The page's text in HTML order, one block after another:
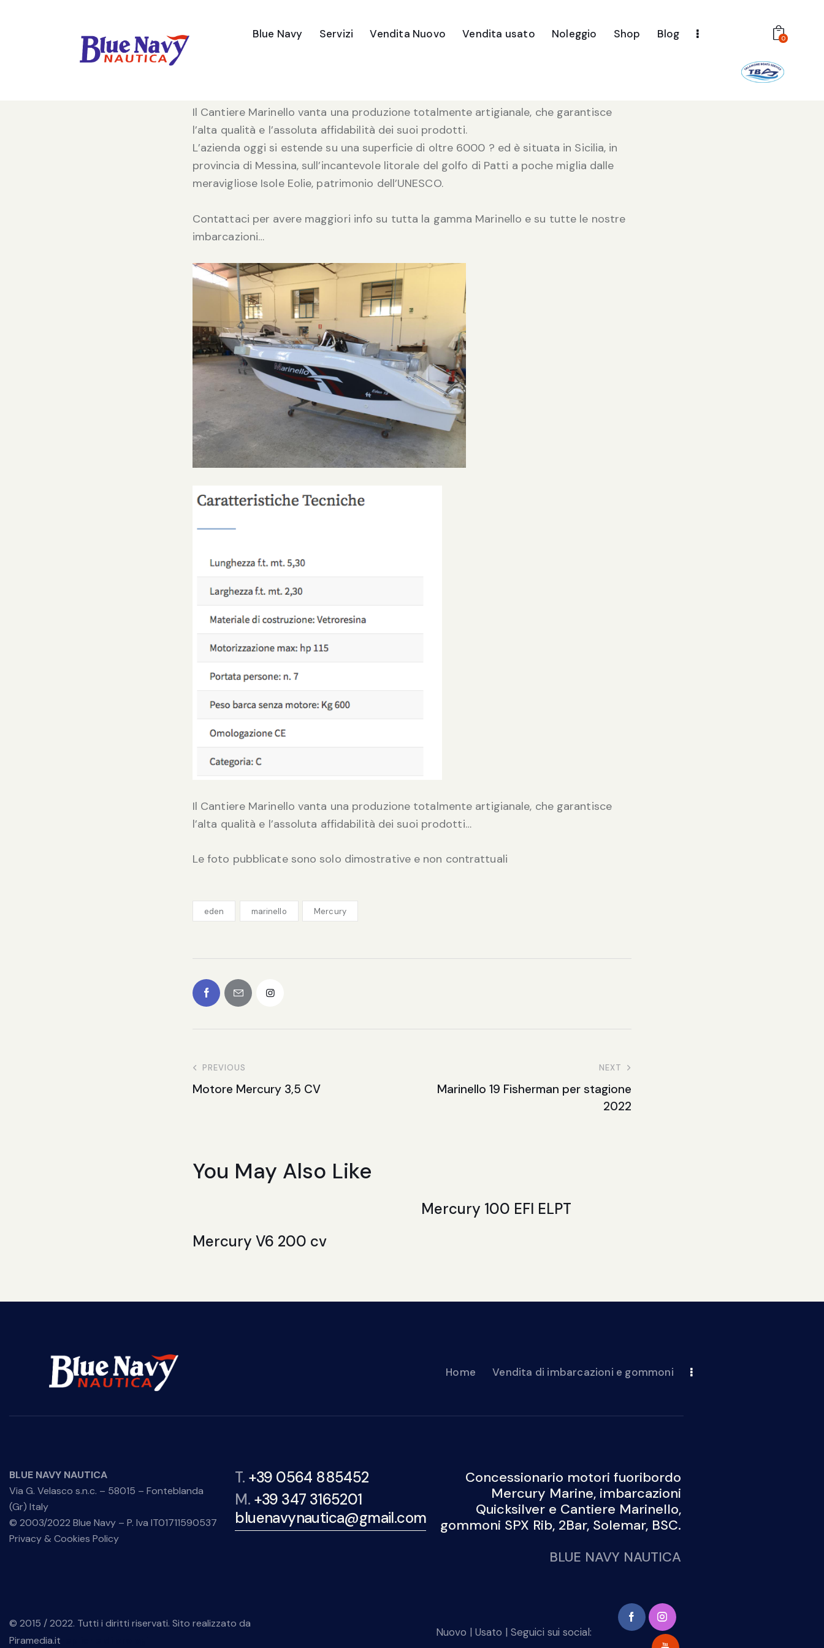
Blue Navy Servizi Vendita Nuovo Vendita usato Noleggio Shop Blog 0
Marinello Eden 18 New Evolution è del Cantiere MARINELLO che vanta una
Il Cantiere Marinello vanta una produzione totalmente artigianale, che garantisce
l’alta qualità e l’assoluta affidabilità dei suoi prodotti.
L’azienda oggi si estende su una superficie di oltre 6000 ? ed è situata in Sicilia, in
provincia di Messina, sull’incantevole litorale del golfo di Patti a poche miglia dalle
meravigliose Isole Eolie, patrimonio dell’UNESCO.
Contattaci per avere maggiori info su tutta la gamma Marinello e su tutte le nostre
imbarcazioni…
Il Cantiere Marinello vanta una produzione totalmente artigianale, che garantisce
l’alta qualità e l’assoluta affidabilità dei suoi prodotti…
Le foto pubblicate sono solo dimostrative e non contrattuali
eden marinello Mercury
PREVIOUS
Motore Mercury 3,5 CV
NEXT
Marinello 19 Fisherman per stagione
2022
You May Also Like
Mercury V6 200 cv
Mercury 100 EFI ELPT
Home Vendita di imbarcazioni e gommoni
BLUE NAVY NAUTICA
Via G. Velasco s.n.c. – 58015 – Fonteblanda
(Gr) Italy
© 2003/2022 Blue Navy – P. Iva IT01711590537
Privacy & Cookies Policy
T. +39 0564 885452
M. +39 347 3165201
bluenavynautica@gmail.com
Concessionario motori fuoribordo
Mercury Marine, imbarcazioni
Quicksilver e Cantiere Marinello,
gommoni SPX Rib, 2Bar, Solemar, BSC.
BLUE NAVY NAUTICA
© 2015 / 2022. Tutti i diritti riservati. Sito realizzato da
Piramedia.it
Nuovo | Usato | Seguici sui social: